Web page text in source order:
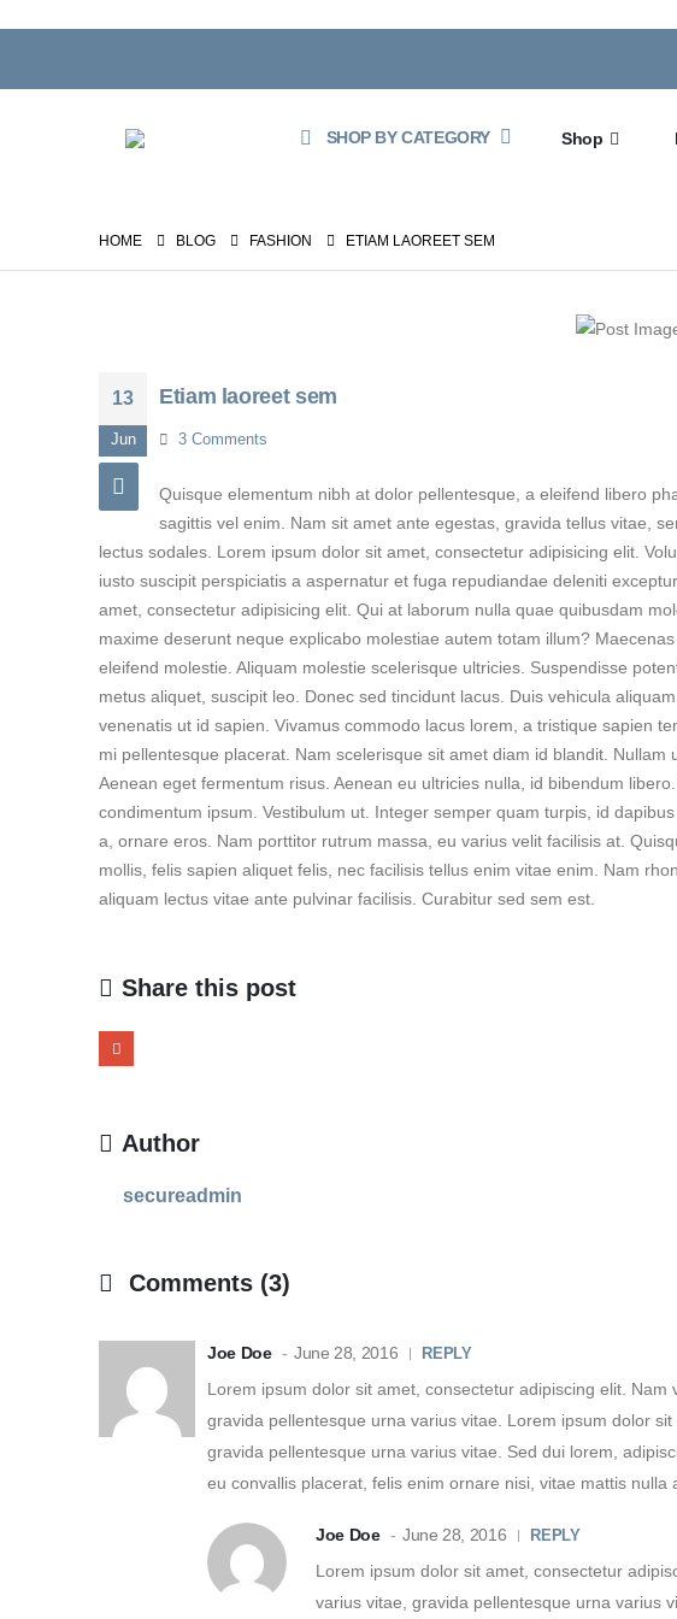
SHOP BY CATEGORY Shop
HOME BLOG FASHION ETIAM LAOREET SEM
13
Jun
Etiam laoreet sem
3 Comments
Quisque elementum nibh at dolor pellentesque, a eleifend libero
sagittis vel enim. Nam sit amet ante egestas, gravida tellus vitae,
lectus sodales. Lorem ipsum dolor sit amet, consectetur adipisicing elit.
iusto suscipit perspiciatis a aspernatur et fuga repudiandae deleniti
amet, consectetur adipisicing elit. Qui at laborum nulla quae quibusdam
maxime deserunt neque explicabo molestiae autem totam illum?
eleifend molestie. Aliquam molestie scelerisque ultricies. Suspendisse
metus aliquet, suscipit leo. Donec sed tincidunt lacus. Duis vehicula
venenatis ut id sapien. Vivamus commodo lacus lorem, a tristique sapien
mi pellentesque placerat. Nam scelerisque sit amet diam id blandit.
Aenean eget fermentum risus. Aenean eu ultricies nulla, id bibendum
condimentum ipsum. Vestibulum ut. Integer semper quam turpis, id
a, ornare eros. Nam porttitor rutrum massa, eu varius velit facilisis at.
mollis, felis sapien aliquet felis, nec facilisis tellus enim vitae enim. Nam
aliquam lectus vitae ante pulvinar facilisis. Curabitur sed sem est.
Share this post
Author
secureadmin
Comments (3)
Joe Doe June 28, 2016 REPLY
Lorem ipsum dolor sit amet, consectetur adipiscing elit.
gravida pellentesque urna varius vitae. Lorem ipsum dolor
gravida pellentesque urna varius vitae. Sed dui lorem,
eu convallis placerat, felis enim ornare nisi, vitae mattis nulla
Joe Doe June 28, 2016 REPLY
Lorem ipsum dolor sit amet, consectetur
varius vitae, gravida pellentesque urna varius